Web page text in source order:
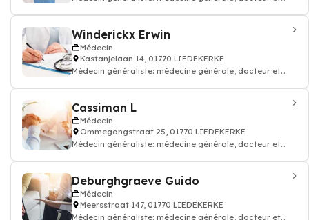
Winderickx Erwin
Médecin
Kastanjelaan 14, 01770 LIEDEKERKE
Médecin généraliste: médecine générale, docteur et
Cassiman L
Médecin
Ommegangstraat 25, 01770 LIEDEKERKE
Médecin généraliste: médecine générale, docteur et
Deburghgraeve Guido
Médecin
Meersstraat 147, 01770 LIEDEKERKE
Médecin généraliste: médecine générale, docteur et